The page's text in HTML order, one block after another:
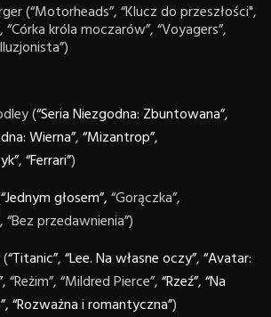
(“Motorheads”, “Klucz do przeszłości",
“Córka króla moczarów”, “Voyagers”,
(“Seria Niezgodna: Zbuntowana”,
Wierna”,“Mizantrop”,
,“Ferrari”)
“Jednym głosem”,“Gorączka”,
“Bez przedawnienia”)
“Titanic”,“Lee. Na własne oczy”,“Avatar:
, “Reżim”, “Mildred Pierce”,“Rzeź”,“Na
“Rozważna i romantyczna”)